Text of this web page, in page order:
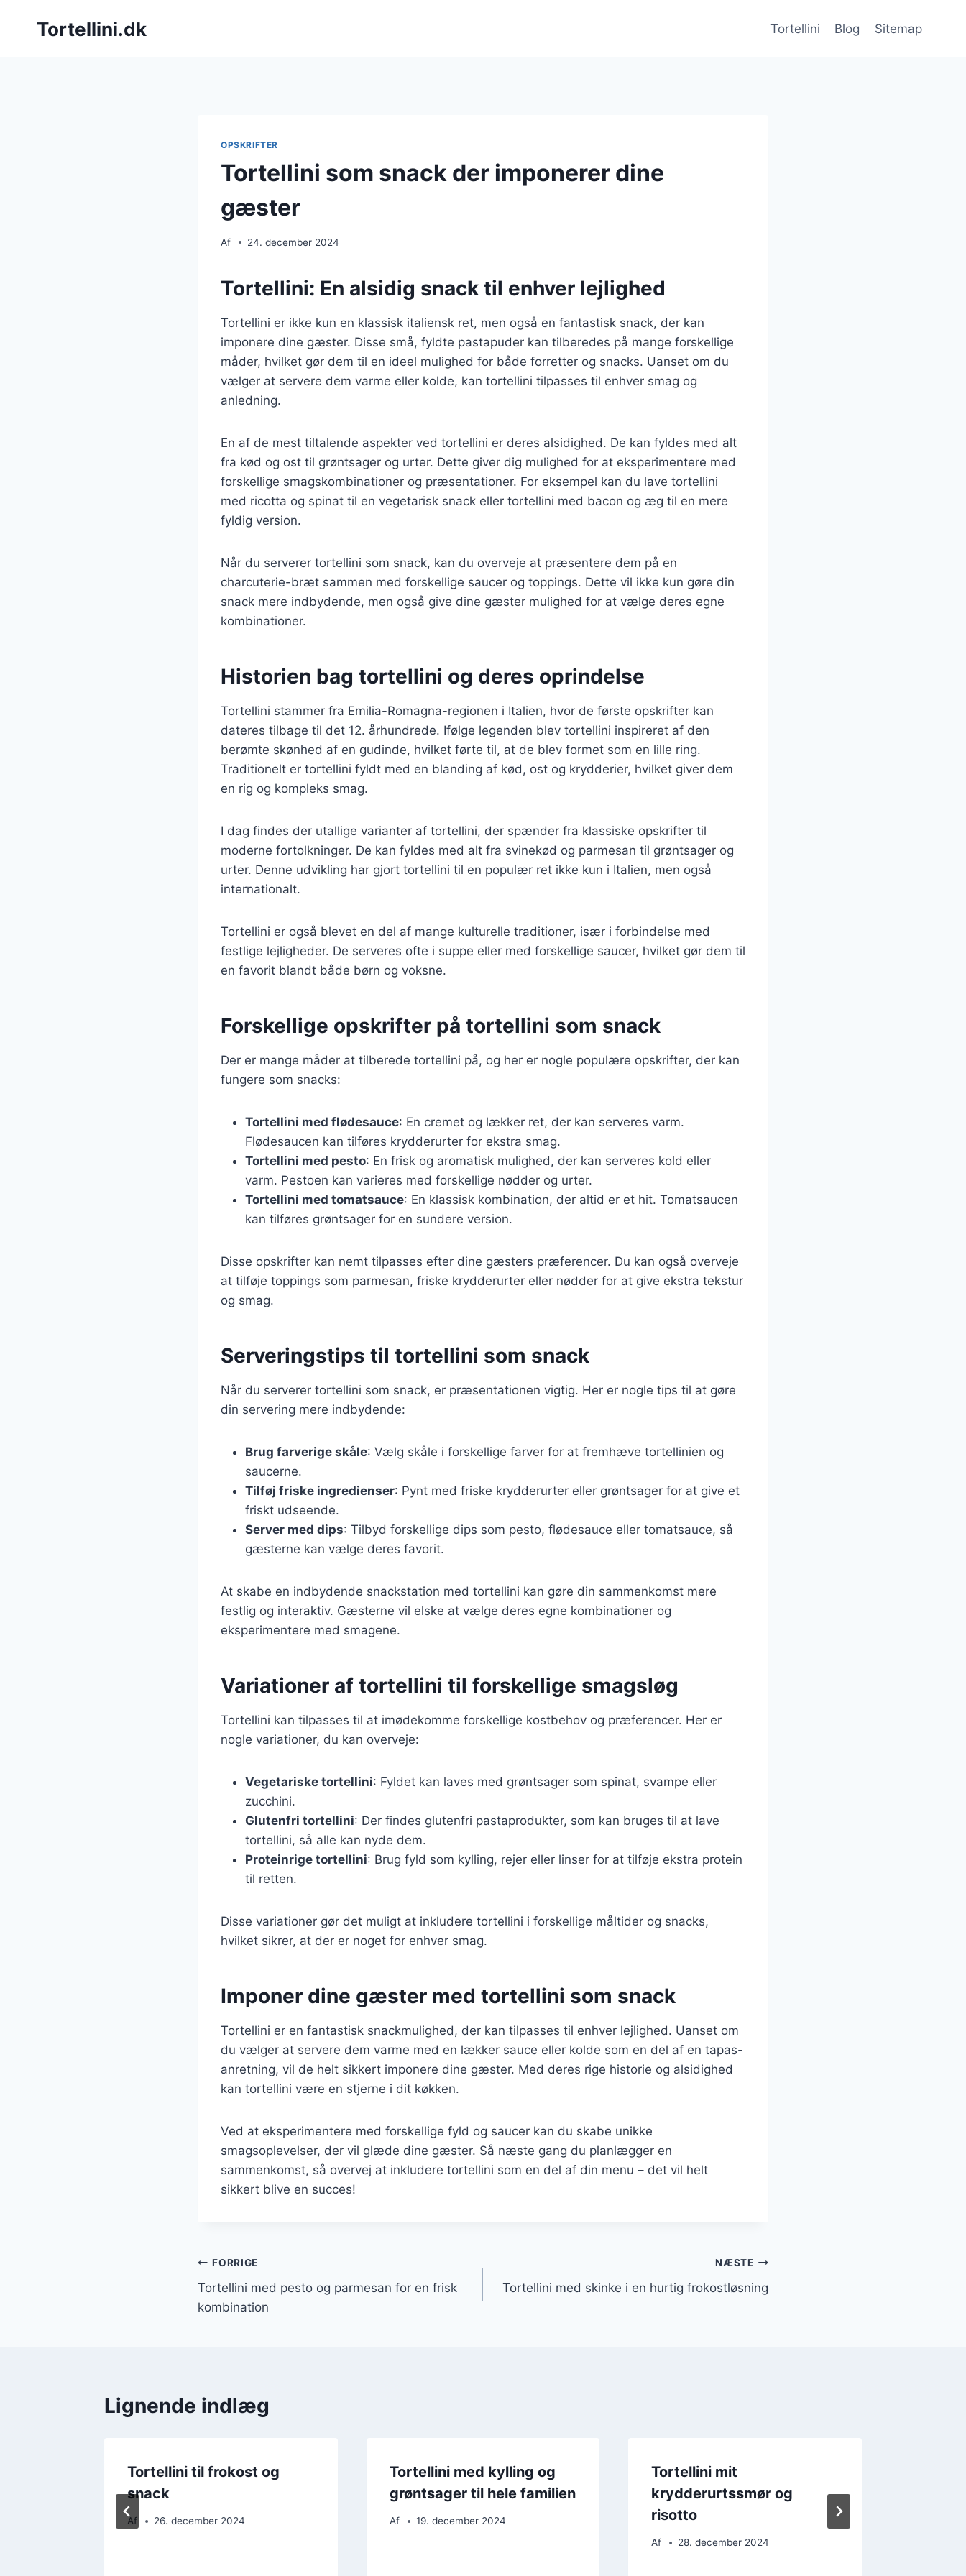
Tortellini.dk Tortellini Blog Sitemap
OPSKRIFTER
Tortellini som snack der imponerer dine
gæster
Af 24. december 2024
Tortellini: En alsidig snack til enhver lejlighed
Tortellini er ikke kun en klassisk italiensk ret, men også en fantastisk snack, der kan
imponere dine gæster. Disse små, fyldte pastapuder kan tilberedes på mange forskellige
måder, hvilket gør dem til en ideel mulighed for både forretter og snacks. Uanset om du
vælger at servere dem varme eller kolde, kan tortellini tilpasses til enhver smag og
anledning.
En af de mest tiltalende aspekter ved tortellini er deres alsidighed. De kan fyldes med alt
fra kød og ost til grøntsager og urter. Dette giver dig mulighed for at eksperimentere med
forskellige smagskombinationer og præsentationer. For eksempel kan du lave tortellini
med ricotta og spinat til en vegetarisk snack eller tortellini med bacon og æg til en mere
fyldig version.
Når du serverer tortellini som snack, kan du overveje at præsentere dem på en
charcuterie-bræt sammen med forskellige saucer og toppings. Dette vil ikke kun gøre din
snack mere indbydende, men også give dine gæster mulighed for at vælge deres egne
kombinationer.
Historien bag tortellini og deres oprindelse
Tortellini stammer fra Emilia-Romagna-regionen i Italien, hvor de første opskrifter kan
dateres tilbage til det 12. århundrede. Ifølge legenden blev tortellini inspireret af den
berømte skønhed af en gudinde, hvilket førte til, at de blev formet som en lille ring.
Traditionelt er tortellini fyldt med en blanding af kød, ost og krydderier, hvilket giver dem
en rig og kompleks smag.
I dag findes der utallige varianter af tortellini, der spænder fra klassiske opskrifter til
moderne fortolkninger. De kan fyldes med alt fra svinekød og parmesan til grøntsager og
urter. Denne udvikling har gjort tortellini til en populær ret ikke kun i Italien, men også
internationalt.
Tortellini er også blevet en del af mange kulturelle traditioner, især i forbindelse med
festlige lejligheder. De serveres ofte i suppe eller med forskellige saucer, hvilket gør dem til
en favorit blandt både børn og voksne.
Forskellige opskrifter på tortellini som snack
Der er mange måder at tilberede tortellini på, og her er nogle populære opskrifter, der kan
fungere som snacks:
Tortellini med flødesauce: En cremet og lækker ret, der kan serveres varm.
Flødesaucen kan tilføres krydderurter for ekstra smag.
Tortellini med pesto: En frisk og aromatisk mulighed, der kan serveres kold eller
varm. Pestoen kan varieres med forskellige nødder og urter.
Tortellini med tomatsauce: En klassisk kombination, der altid er et hit. Tomatsaucen
kan tilføres grøntsager for en sundere version.
Disse opskrifter kan nemt tilpasses efter dine gæsters præferencer. Du kan også overveje
at tilføje toppings som parmesan, friske krydderurter eller nødder for at give ekstra tekstur
og smag.
Serveringstips til tortellini som snack
Når du serverer tortellini som snack, er præsentationen vigtig. Her er nogle tips til at gøre
din servering mere indbydende:
Brug farverige skåle: Vælg skåle i forskellige farver for at fremhæve tortellinien og
saucerne.
Tilføj friske ingredienser: Pynt med friske krydderurter eller grøntsager for at give et
friskt udseende.
Server med dips: Tilbyd forskellige dips som pesto, flødesauce eller tomatsauce, så
gæsterne kan vælge deres favorit.
At skabe en indbydende snackstation med tortellini kan gøre din sammenkomst mere
festlig og interaktiv. Gæsterne vil elske at vælge deres egne kombinationer og
eksperimentere med smagene.
Variationer af tortellini til forskellige smagsløg
Tortellini kan tilpasses til at imødekomme forskellige kostbehov og præferencer. Her er
nogle variationer, du kan overveje:
Vegetariske tortellini: Fyldet kan laves med grøntsager som spinat, svampe eller
zucchini.
Glutenfri tortellini: Der findes glutenfri pastaprodukter, som kan bruges til at lave
tortellini, så alle kan nyde dem.
Proteinrige tortellini: Brug fyld som kylling, rejer eller linser for at tilføje ekstra protein
til retten.
Disse variationer gør det muligt at inkludere tortellini i forskellige måltider og snacks,
hvilket sikrer, at der er noget for enhver smag.
Imponer dine gæster med tortellini som snack
Tortellini er en fantastisk snackmulighed, der kan tilpasses til enhver lejlighed. Uanset om
du vælger at servere dem varme med en lækker sauce eller kolde som en del af en tapas-
anretning, vil de helt sikkert imponere dine gæster. Med deres rige historie og alsidighed
kan tortellini være en stjerne i dit køkken.
Ved at eksperimentere med forskellige fyld og saucer kan du skabe unikke
smagsoplevelser, der vil glæde dine gæster. Så næste gang du planlægger en
sammenkomst, så overvej at inkludere tortellini som en del af din menu – det vil helt
sikkert blive en succes!
Indlægsnavigation
FORRIGE
Tortellini med pesto og parmesan for en frisk
kombination
NÆSTE
Tortellini med skinke i en hurtig frokostløsning
Lignende indlæg
Tortellini til frokost og
snack
Af 26. december 2024
Tortellini med kylling og
grøntsager til hele familien
Af 19. december 2024
Tortellini mit
krydderurtssmør og
risotto
Af 28. december 2024